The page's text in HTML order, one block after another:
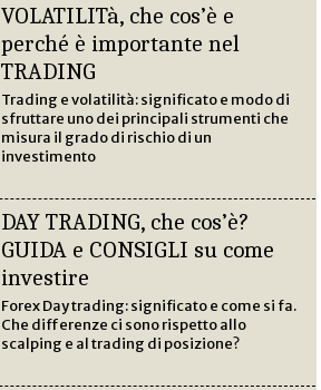
VOLATILITà, che cos’è e
perché è importante nel
TRADING
Trading e volatilità: significato e modo di
sfruttare uno dei principali strumenti che
misura il grado di rischio di un
investimento
DAY TRADING, che cos’è?
GUIDA e CONSIGLI su come
investire
Forex Day trading: significato e come si fa.
Che differenze ci sono rispetto allo
scalping e al trading di posizione?